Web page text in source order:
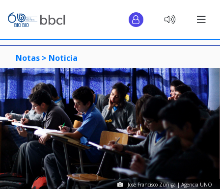
Notas > Noticia
José Francisco Zúñiga | Agencia UNO